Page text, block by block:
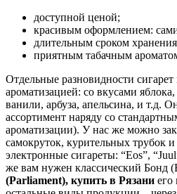
доступной ценой;
красивым оформлением:
длительным сроком
приятным табачным
Отдельные разновидности
ароматизацией: со вкусами
ванили, арбуза, апельсина, и т.д.
ассортимент наряду со
ароматизации). У нас же можно
самокруток, курительных трубок
электронные сигареты: “Eos”,
же вам нужен классический Бонд
(Parliament), купить в Рязани его